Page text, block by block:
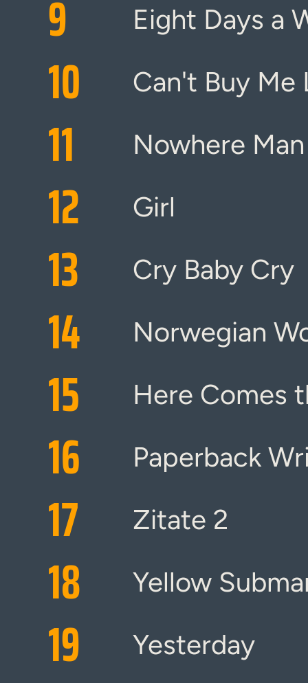
9 Eight Days a
10 Can't Buy Me
11 Nowhere Man
12 Girl
13 Cry Baby Cry
14 Norwegian
15 Here Comes
16 Paperback
17 Zitate 2
18 Yellow
19 Yesterday